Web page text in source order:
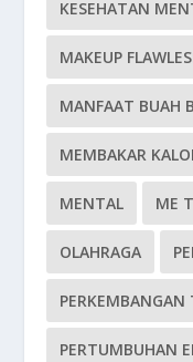
KESEHATAN
MAKEUP
MANFAAT BUAH
MEMBAKAR
MENTAL ME
OLAHRAGA
PERKEMBANGAN
PERTUMBUHAN